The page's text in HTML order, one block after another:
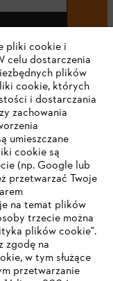
pliki cookie i
celu dostarczenia
plików
cookie, których
i dostarczania
zachowania
umieszczane
cookie są
(np. Google lub
przetwarzać Twoje
na temat plików
trzecie można
plików cookie".
zgodę na
w tym służące
przetwarzanie